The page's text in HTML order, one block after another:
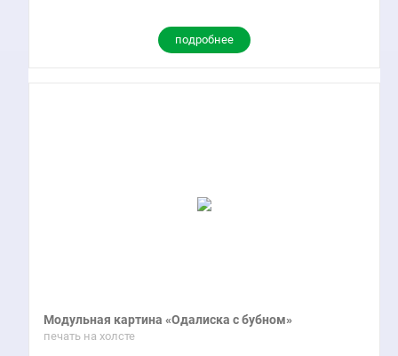
подробнее
Модульная картина «Одалиска с бубном»
печать на холсте